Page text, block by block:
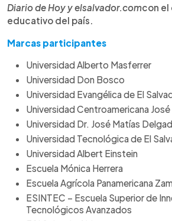
Diario de Hoy y elsalvador.comcon el
educativo del país.
Marcas participantes
Universidad Alberto Masferrer
Universidad Don Bosco
Universidad Evangélica de El
Universidad Centroamericana José
Universidad Dr. José Matías
Universidad Tecnológica de El
Universidad Albert Einstein
Escuela Mónica Herrera
Escuela Agrícola Panamericana
ESINTEC – Escuela Superior de
Tecnológicos Avanzados